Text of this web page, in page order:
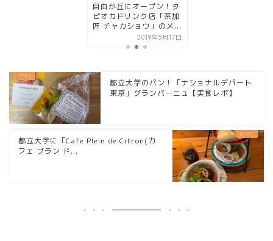
自由が丘にオープン！タ
ピオカドリンク店「茶加
匠 チャカショウ」のメ...
2019年5月17日
都立大学のパン！「ナショナルデパート
東京」グランパーニュ【実食レポ】
都立大学に「Cafe Plein de Citron(カ
フェ ブラン ド...